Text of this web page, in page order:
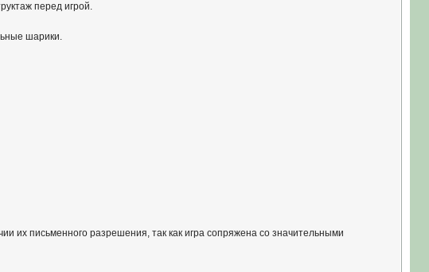
перед игрой.
шарики.
их письменного разрешения, так как игра сопряжена со значительными